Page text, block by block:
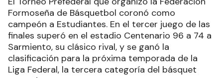
Formoseña de Básquetbol coronó como
campeón a Estudiantes. En el tercer juego de las
finales superó en el estadio Centenario 96 a 74 a
Sarmiento, su clásico rival, y se ganó la
clasificación para la próxima temporada de la
Liga Federal, la tercera categoría del básquet